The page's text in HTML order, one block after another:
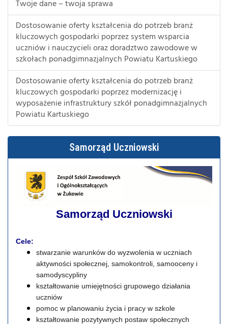
Twoje dane – twoja sprawa
Dostosowanie oferty kształcenia do potrzeb branż
kluczowych gospodarki poprzez system wsparcia
uczniów i nauczycieli oraz doradztwo zawodowe w
szkołach ponadgimnazjalnych Powiatu Kartuskiego
Dostosowanie oferty kształcenia do potrzeb branż
kluczowych gospodarki poprzez modernizację i
wyposażenie infrastruktury szkół ponadgimnazjalnych
Powiatu Kartuskiego
Samorząd Uczniowski
Samorząd Uczniowski
Cele:
stwarzanie warunków do wyzwolenia w uczniach
aktywności społecznej, samokontroli, samooceny i
samodyscypliny
kształtowanie umiejętności grupowego działania
uczniów
pomoc w planowaniu życia i pracy w szkole
kształtowanie pozytywnych postaw społecznych